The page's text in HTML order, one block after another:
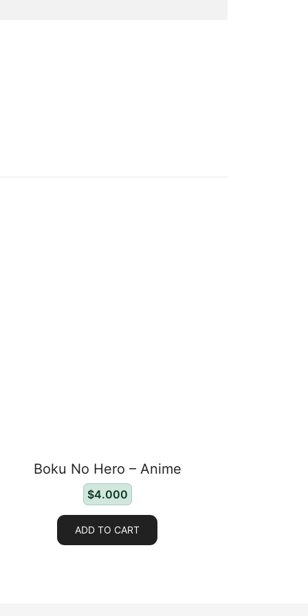
Boku No Hero – Anime
$4.000
ADD TO CART